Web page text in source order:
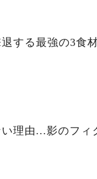
する最強の3食
理由...影のフィ